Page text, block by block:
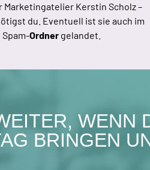
Marketingatelier Kerstin Scholz –
du. Eventuell ist sie auch im
Spam-Ordner gelandet.
WENN
BRINGEN